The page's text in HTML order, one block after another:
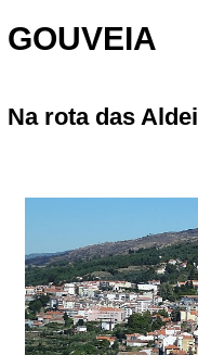
GOUVEIA
Na rota das